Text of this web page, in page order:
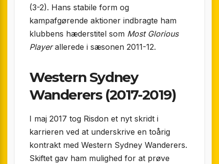
(3-2). Hans stabile form og
kampafgørende aktioner indbragte ham
klubbens hæderstitel som Most Glorious
Playerallerede i sæsonen 2011-12.
Western Sydney
Wanderers (2017-2019)
I maj 2017 tog Risdon et nyt skridt i
karrieren ved at underskrive en toårig
kontrakt med Western Sydney Wanderers.
Skiftet gav ham mulighed for at prøve